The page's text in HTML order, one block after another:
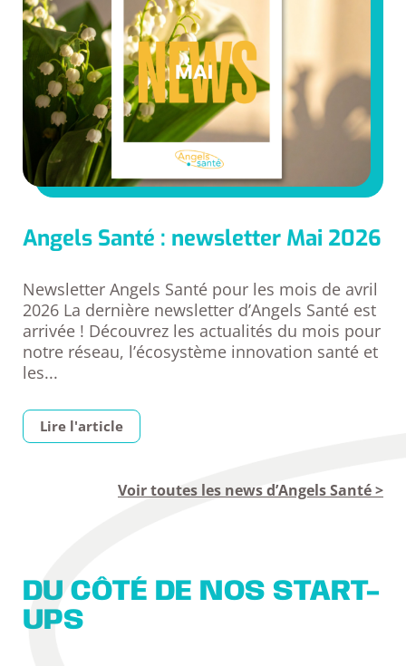
Angels Santé : newsletter Mai 2026
Newsletter Angels Santé pour les mois de avril
2026 La dernière newsletter d’Angels Santé est
arrivée ! Découvrez les actualités du mois pour
notre réseau, l’écosystème innovation santé et
les...
Lire l'article
Voir toutes les news d’Angels Santé >
DU CÔTÉ DE NOS START-
UPS